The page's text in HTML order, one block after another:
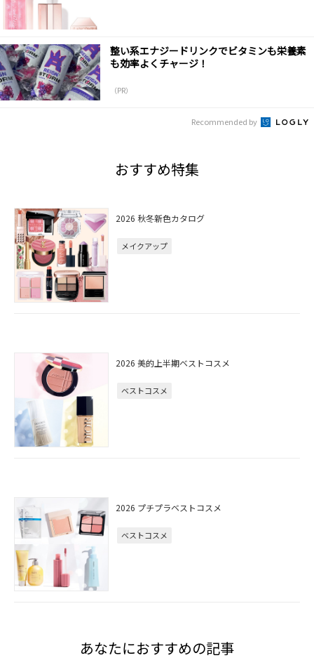
整い系エナジードリンクでビタミンも栄養素
も効率よくチャージ！
（PR）
Recommended by
おすすめ特集
2026 秋冬新色カタログ
メイクアップ
2026 美的上半期ベストコスメ
ベストコスメ
2026 プチプラベストコスメ
ベストコスメ
あなたにおすすめの記事